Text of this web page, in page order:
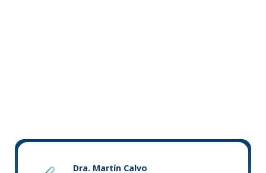
Dra. Martín Calvo